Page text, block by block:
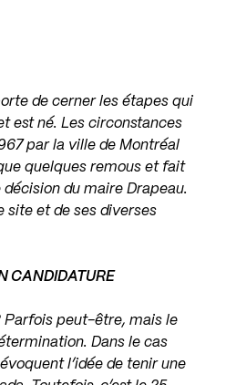
de cerner les étapes qui
est né. Les circonstances
par la ville de Montréal
quelques remous et fait
du maire Drapeau.
site et de ses diverses
CANDIDATURE
Parfois peut-être, mais le
Dans le cas
l’idée de tenir une